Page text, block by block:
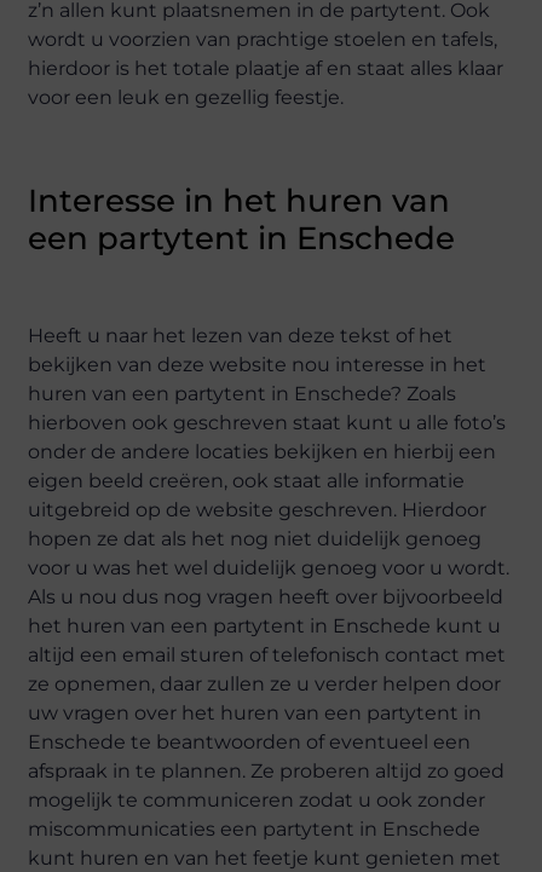
z’n allen kunt plaatsnemen in de partytent. Ook
wordt u voorzien van prachtige stoelen en tafels,
hierdoor is het totale plaatje af en staat alles klaar
voor een leuk en gezellig feestje.
Interesse in het huren van
een partytent in Enschede
Heeft u naar het lezen van deze tekst of het
bekijken van deze website nou interesse in het
huren van een partytent in Enschede? Zoals
hierboven ook geschreven staat kunt u alle foto’s
onder de andere locaties bekijken en hierbij een
eigen beeld creëren, ook staat alle informatie
uitgebreid op de website geschreven. Hierdoor
hopen ze dat als het nog niet duidelijk genoeg
voor u was het wel duidelijk genoeg voor u wordt.
Als u nou dus nog vragen heeft over bijvoorbeeld
het huren van een partytent in Enschede kunt u
altijd een email sturen of telefonisch contact met
ze opnemen, daar zullen ze u verder helpen door
uw vragen over het huren van een partytent in
Enschede te beantwoorden of eventueel een
afspraak in te plannen. Ze proberen altijd zo goed
mogelijk te communiceren zodat u ook zonder
miscommunicaties een partytent in Enschede
kunt huren en van het feetje kunt genieten met